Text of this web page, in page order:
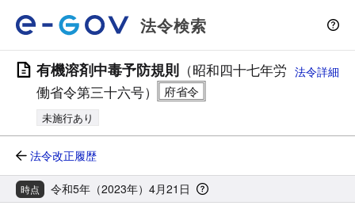
法令検索
有機溶剤中毒予防規則 （昭和四十七年労
働省令第三十六号）
未施行あり
法令詳細
法令改正履歴
時点 令和5年（2023年）4月21日